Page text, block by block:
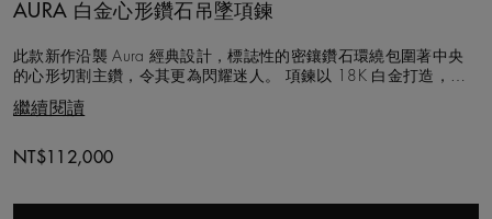
AURA 白金心形鑽石吊墜項鍊
此款新作沿襲 Aura 經典設計，標誌性的密鑲鑽石環繞包圍著中央
的心形切割主鑽，令其更為閃耀迷人。 項鍊以 18K 白金打造，讓
De Beers 專家逐一以手工精心甄選。鑽石總重約 0.30 克拉。
繼續閱讀
NT$112,000